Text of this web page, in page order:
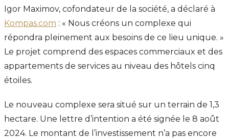
Igor Maximov, cofondateur de la société, a déclaré à
Kompas.com : « Nous créons un complexe qui
répondra pleinement aux besoins de ce lieu unique. »
Le projet comprend des espaces commerciaux et des
appartements de services au niveau des hôtels cinq
étoiles.
Le nouveau complexe sera situé sur un terrain de 1,3
hectare. Une lettre d’intention a été signée le 8 août
2024. Le montant de l’investissement n’a pas encore